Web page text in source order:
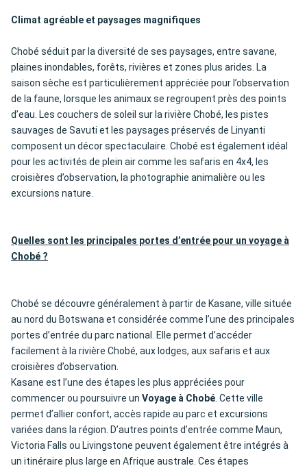
Climat agréable et paysages magnifiques
Chobé séduit par la diversité de ses paysages, entre savane,
plaines inondables, forêts, rivières et zones plus arides. La
saison sèche est particulièrement appréciée pour l’observation
de la faune, lorsque les animaux se regroupent près des points
d’eau. Les couchers de soleil sur la rivière Chobé, les pistes
sauvages de Savuti et les paysages préservés de Linyanti
composent un décor spectaculaire. Chobé est également idéal
pour les activités de plein air comme les safaris en 4x4, les
croisières d’observation, la photographie animalière ou les
excursions nature.
Quelles sont les principales portes d’entrée pour un voyage à
Chobé ?
Chobé se découvre généralement à partir de Kasane, ville située
au nord du Botswana et considérée comme l’une des principales
portes d’entrée du parc national. Elle permet d’accéder
facilement à la rivière Chobé, aux lodges, aux safaris et aux
croisières d’observation.
Kasane est l’une des étapes les plus appréciées pour
commencer ou poursuivre un Voyage à Chobé. Cette ville
permet d’allier confort, accès rapide au parc et excursions
variées dans la région. D’autres points d’entrée comme Maun,
Victoria Falls ou Livingstone peuvent également être intégrés à
un itinéraire plus large en Afrique australe. Ces étapes